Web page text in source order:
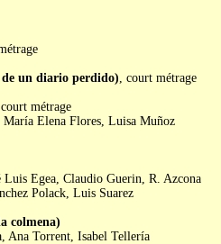
un diario perdido), court métrage
métrage
María Elena Flores, Luisa Muñoz
Luis Egea, Claudio Guerin, R. Azcona
Polack, Luis Suarez
colmena)
Ana Torrent, Isabel Tellería